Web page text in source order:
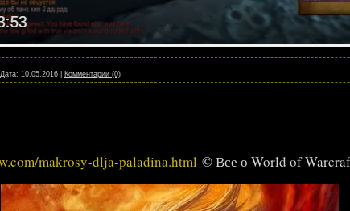
Дата: 10.05.2016 Комментарии (0)
makrosy-dlja-paladina.html © Все о World of